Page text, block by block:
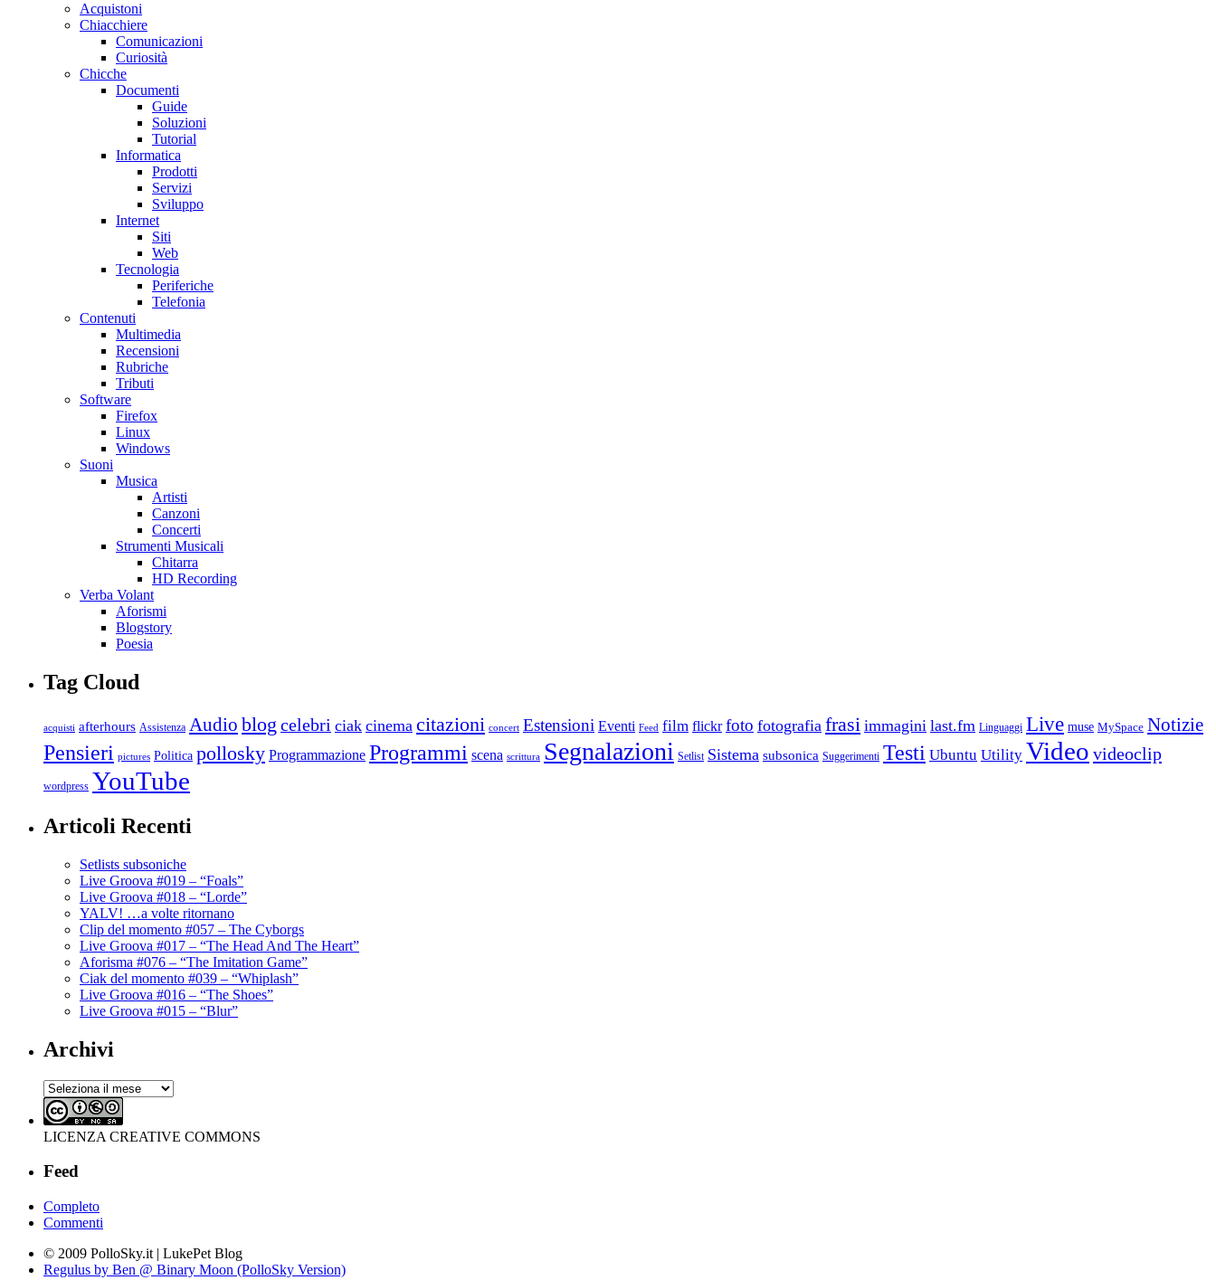
Acquistoni
Chiacchiere
Comunicazioni
Curiosità
Chicche
Documenti
Guide
Soluzioni
Tutorial
Informatica
Prodotti
Servizi
Sviluppo
Internet
Siti
Web
Tecnologia
Periferiche
Telefonia
Contenuti
Multimedia
Recensioni
Rubriche
Tributi
Software
Firefox
Linux
Windows
Suoni
Musica
Artisti
Canzoni
Concerti
Strumenti Musicali
Chitarra
HD Recording
Verba Volant
Aforismi
Blogstory
Poesia
Tag Cloud
acquisti afterhours Assistenza Audio blog celebri ciak cinema citazioni concert Estensioni Eventi Feed film flickr foto fotografia frasi immagini last.fm Linguaggi Live muse MySpace Notizie
Pensieri pictures Politica pollosky Programmazione Programmi scena scrittura Segnalazioni Setlist Sistema subsonica Suggerimenti Testi Ubuntu Utility Video videoclip
wordpress YouTube
Articoli Recenti
Setlists subsoniche
Live Groova #019 – “Foals”
Live Groova #018 – “Lorde”
YALV! …a volte ritornano
Clip del momento #057 – The Cyborgs
Live Groova #017 – “The Head And The Heart”
Aforisma #076 – “The Imitation Game”
Ciak del momento #039 – “Whiplash”
Live Groova #016 – “The Shoes”
Live Groova #015 – “Blur”
Archivi
Archivi
LICENZA CREATIVE COMMONS
Feed
Completo
Commenti
© 2009 PolloSky.it | LukePet Blog
Regulus by Ben @ Binary Moon (PolloSky Version)